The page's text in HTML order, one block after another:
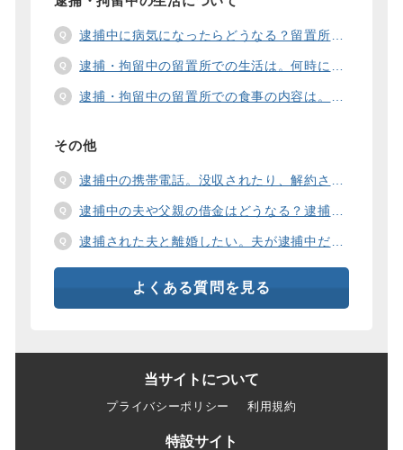
逮捕中に病気になったらどうなる？留置所の健康診断、診療、医療行為、手術は。
逮捕・拘留中の留置所での生活は。何時に起きて、何時に寝るの？部屋や食事の様子は？
逮捕・拘留中の留置所での食事の内容は。食事代は支払わないといけないの？
その他
逮捕中の携帯電話。没収されたり、解約されたり、見られたりするの？
逮捕中の夫や父親の借金はどうなる？逮捕中の借金の支払い方法は。
逮捕された夫と離婚したい。夫が逮捕中だと慰謝料は増えるの？
よくある質問を見る
当サイトについて
プライバシーポリシー 利用規約
特設サイト